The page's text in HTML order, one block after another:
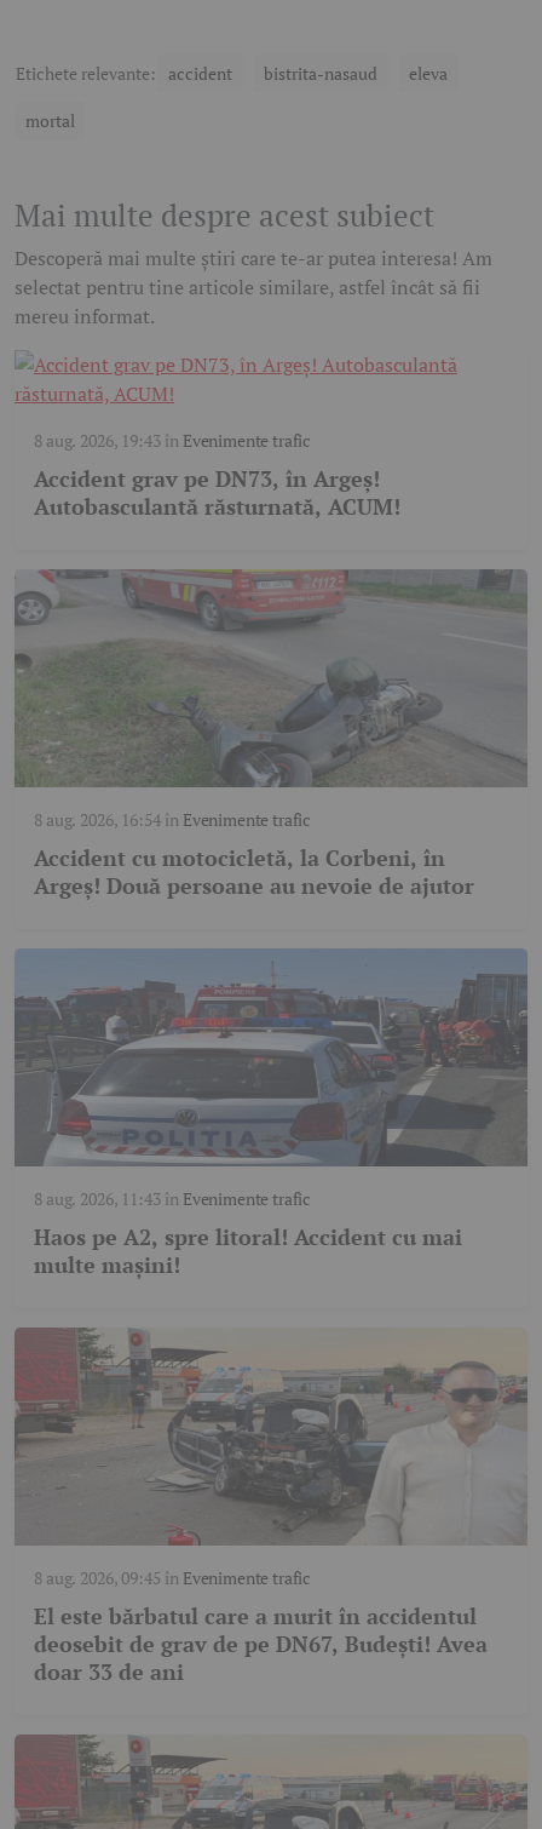
Etichete relevante: accident bistrita-nasaud eleva
mortal
Mai multe despre acest subiect
Descoperă mai multe știri care te-ar putea interesa! Am
selectat pentru tine articole similare, astfel încât să fii
mereu informat.
8 aug. 2026, 19:43în Evenimente trafic
Accident grav pe DN73, în Argeș!
Autobasculantă răsturnată, ACUM!
8 aug. 2026, 16:54în Evenimente trafic
Accident cu motocicletă, la Corbeni, în
Argeș! Două persoane au nevoie de ajutor
8 aug. 2026, 11:43în Evenimente trafic
Haos pe A2, spre litoral! Accident cu mai
multe mașini!
8 aug. 2026, 09:45 în Evenimente trafic
El este bărbatul care a murit în accidentul
deosebit de grav de pe DN67, Budești! Avea
doar 33 de ani